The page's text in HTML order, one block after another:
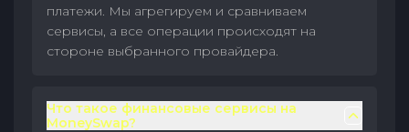
платежи. Мы агрегируем и сравниваем
сервисы, а все операции происходят на
стороне выбранного провайдера.
Что такое финансовые сервисы на
MoneySwap?